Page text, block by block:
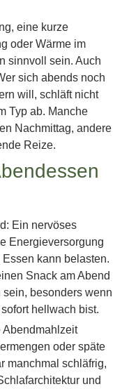
eine kurze
oder Wärme im
sinnvoll sein. Auch
sich abends noch
will, schläft nicht
Typ ab. Manche
Nachmittag, andere
Reize.
Ein nervöses
Energieversorgung
kann belasten.
Snack am Abend
besonders wenn
hellwach bist.
Abendmahlzeit
oder späte
manchmal schläfrig,
und